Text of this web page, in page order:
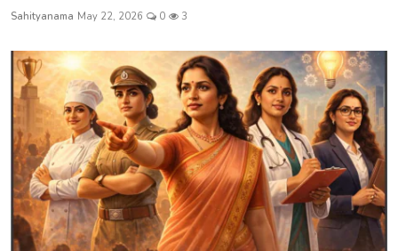
Sahityanama May 22, 2026 0 3